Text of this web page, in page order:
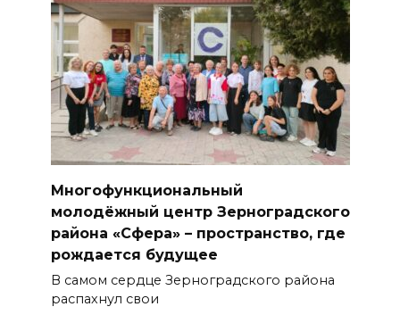
Многофункциональный
молодёжный центр Зерноградского
района «Сфера» – пространство, где
рождается будущее
В самом сердце Зерноградского района
распахнул свои